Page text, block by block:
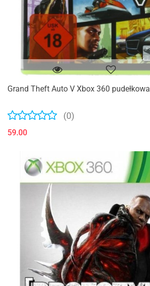
Grand Theft Auto V Xbox 360 pudełkowa
(0)
59.00